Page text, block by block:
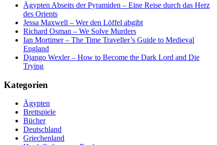
Ägypten Abseits der Pyramiden – Eine Reise durch das Herz
des Orients
Jessa Maxwell – Wer den Löffel abgibt
Richard Osman – We Solve Murders
Ian Mortimer – The Time Traveller’s Guide to Medieval
England
Django Wexler – How to Become the Dark Lord and Die
Trying
Kategorien
Ägypten
Brettspiele
Bücher
Deutschland
Griechenland